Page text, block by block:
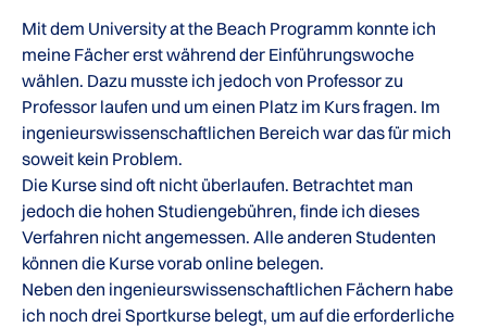
Mit dem University at the Beach Programm konnte ich
meine Fächer erst während der Einführungswoche
wählen. Dazu musste ich jedoch von Professor zu
Professor laufen und um einen Platz im Kurs fragen. Im
ingenieurswissenschaftlichen Bereich war das für mich
soweit kein Problem.
Die Kurse sind oft nicht überlaufen. Betrachtet man
jedoch die hohen Studiengebühren, finde ich dieses
Verfahren nicht angemessen. Alle anderen Studenten
können die Kurse vorab online belegen.
Neben den ingenieurswissenschaftlichen Fächern habe
ich noch drei Sportkurse belegt, um auf die erforderliche